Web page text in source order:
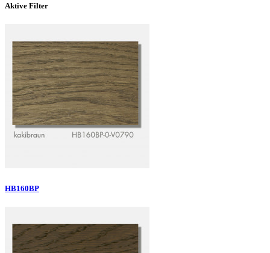
Aktive Filter
HB160BP